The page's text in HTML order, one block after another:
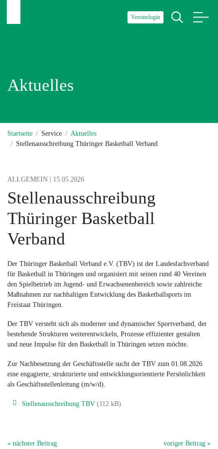
Vereinslogin
Aktuelles
Startseite Service
Aktuelles
Stellenausschreibung Thüringer Basketball Verband
ALLGEMEIN | 15.05.2026
Stellenausschreibung
Thüringer Basketball
Verband
Der Thüringer Basketball Verband e.V. (TBV) ist der Landesfachverband
für Basketball in Thüringen und organisiert mit seinen rund 40 Vereinen
den Spielbetrieb im Jugend- und Erwachsenenbereich sowie zahlreiche
Maßnahmen zur nachhaltigen Entwicklung des Basketballsports im
Freistaat Thüringen.
Der TBV versteht sich als moderner und dynamischer Sportverband, der
bestehende Strukturen weiterentwickeln, Prozesse effizienter gestalten
und neue Impulse für den Basketball in Thüringen setzen möchte.
Zur Nachbesetzung der Geschäftsstelle sucht der TBV zum 01.08.2026
eine engagierte, strukturierte und entwicklungsorientierte Persönlichkeit
als Geschäftsstellenleitung (m/w/d).
Stellenausschreibung TBV (112 kB)
« nächster Beitrag voriger Beitrag »